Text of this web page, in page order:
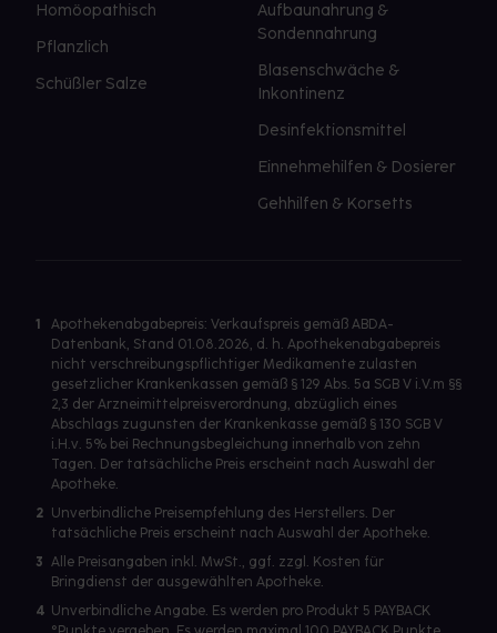
Homöopathisch
Pflanzlich
Schüßler Salze
Aufbaunahrung &
Sondennahrung
Blasenschwäche &
Inkontinenz
Desinfektionsmittel
Einnehmehilfen & Dosierer
Gehhilfen & Korsetts
1
Apothekenabgabepreis: Verkaufspreis gemäß ABDA-
Datenbank, Stand 01.08.2026, d. h. Apothekenabgabepreis
nicht verschreibungspflichtiger Medikamente zulasten
gesetzlicher Krankenkassen gemäß § 129 Abs. 5a SGB V i.V.m §§
2,3 der Arzneimittelpreisverordnung, abzüglich eines
Abschlags zugunsten der Krankenkasse gemäß § 130 SGB V
i.H.v. 5% bei Rechnungsbegleichung innerhalb von zehn
Tagen. Der tatsächliche Preis erscheint nach Auswahl der
Apotheke.
2 Unverbindliche Preisempfehlung des Herstellers. Der
tatsächliche Preis erscheint nach Auswahl der Apotheke.
3 Alle Preisangaben inkl. MwSt., ggf. zzgl. Kosten für
Bringdienst der ausgewählten Apotheke.
4 Unverbindliche Angabe. Es werden pro Produkt 5 PAYBACK